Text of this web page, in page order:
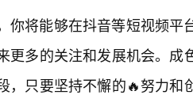
你将能够在抖音等短视频平
更多的关注和发展机会。成
，只要坚持不懈的🔥努力和